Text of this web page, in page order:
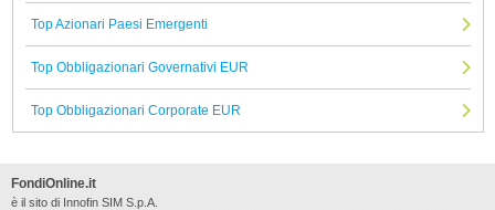
Top Azionari Paesi Emergenti
Top Obbligazionari Governativi EUR
Top Obbligazionari Corporate EUR
FondiOnline.it
è il sito di Innofin SIM S.p.A.